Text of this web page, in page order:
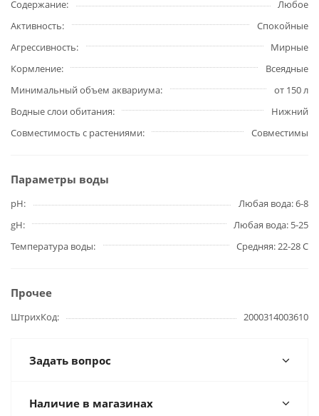
Содержание
Любое
Активность
Спокойные
Агрессивность
Мирные
Кормление
Всеядные
Минимальный объем аквариума
от 150 л
Водные слои обитания
Нижний
Совместимость с растениями
Совместимы
Параметры воды
pH
Любая вода: 6-8
gH
Любая вода: 5-25
Температура воды
Средняя: 22-28 С
Прочее
ШтрихКод 2000314003610
Задать вопрос
Наличие в магазинах